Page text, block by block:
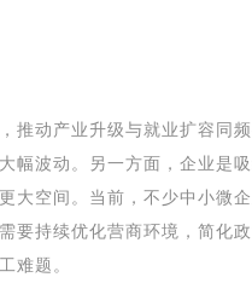
推动产业升级与就业扩容同
幅波动。另一方面，企业是
大空间。当前，不少中小微
要持续优化营商环境，简化
难题。